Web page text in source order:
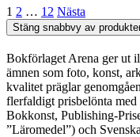
1 2 … 12 Nästa
Stäng snabbvy av
Bokförlaget Arena ger ut
ämnen som foto, konst,
kvalitet präglar
flerfaldigt prisbelönta med
Bokkonst, Publishing-
”Läromedel”) och